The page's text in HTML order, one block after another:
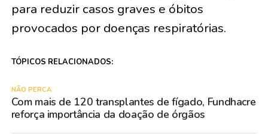
para reduzir casos graves e óbitos
provocados por doenças respiratórias.
TÓPICOS RELACIONADOS:
NÃO PERCA
Com mais de 120 transplantes de fígado, Fundhacre
reforça importância da doação de órgãos